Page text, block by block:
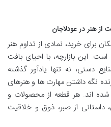
هنر در عودلاجان
برای خرید، نمادی از تداوم هنر
این بازارچه، با احیای بافت
دستی، نه تنها یادآور گذشته
نگه داشتن مهارت ها و هنرهای
اند. هر قطعه از محصولات و
داستانی از صبر، ذوق و خلاقیت